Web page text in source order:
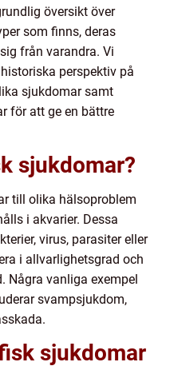
översikt över
som finns, deras
från varandra. Vi
perspektiv på
sjukdomar samt
för att ge en bättre
sjukdomar?
till olika hälsoproblem
i akvarier. Dessa
virus, parasiter eller
i allvarlighetsgrad och
Några vanliga exempel
svampsjukdom,
sjukdomar